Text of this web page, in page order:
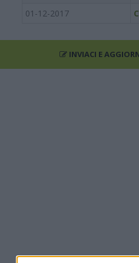
01-12-2017
INVIACI E